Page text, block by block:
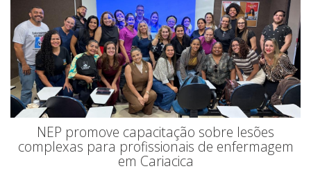
NEP promove capacitação sobre lesões
complexas para profissionais de enfermagem
em Cariacica